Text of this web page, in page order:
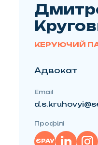
КЕРУЮЧИЙ
Адвокат
Email
Профілі
ЄРАУ